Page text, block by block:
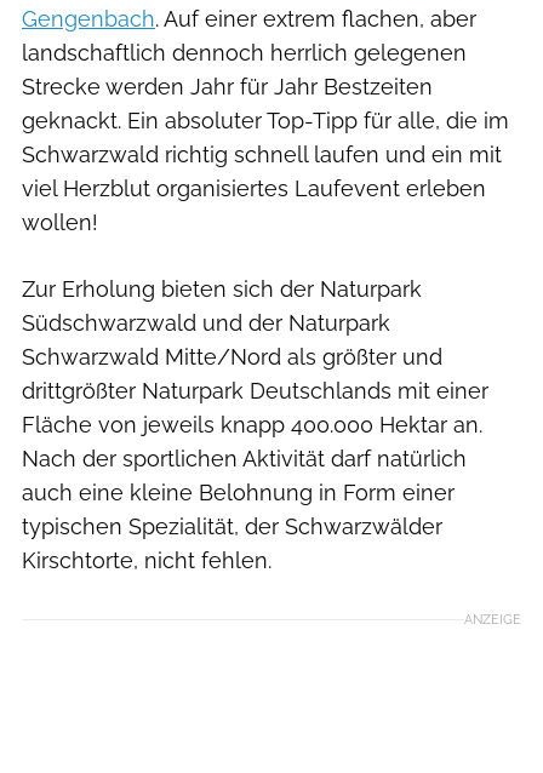
Gengenbach. Auf einer extrem flachen, aber
landschaftlich dennoch herrlich gelegenen
Strecke werden Jahr für Jahr Bestzeiten
geknackt. Ein absoluter Top-Tipp für alle, die im
Schwarzwald richtig schnell laufen und ein mit
viel Herzblut organisiertes Laufevent erleben
wollen!
Zur Erholung bieten sich der Naturpark
Südschwarzwald und der Naturpark
Schwarzwald Mitte/Nord als größter und
drittgrößter Naturpark Deutschlands mit einer
Fläche von jeweils knapp 400.000 Hektar an.
Nach der sportlichen Aktivität darf natürlich
auch eine kleine Belohnung in Form einer
typischen Spezialität, der Schwarzwälder
Kirschtorte, nicht fehlen.
ANZEIGE